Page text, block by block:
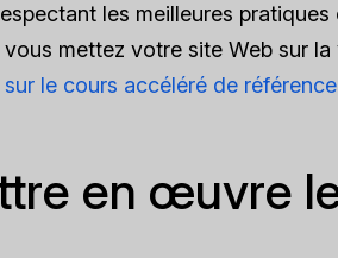
les meilleures
mettez votre site Web sur
le cours accéléré de
en œuvre